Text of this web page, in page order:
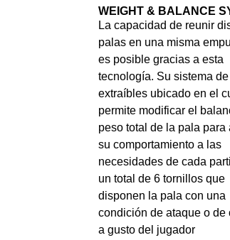
WEIGHT & BALANCE
La capacidad de reunir
palas en una misma
es posible gracias a esta
tecnología. Su sistema
extraíbles ubicado en el
permite modificar el
peso total de la pala para
su comportamiento a las
necesidades de cada
un total de 6 tornillos que
disponen la pala con una
condición de ataque o de
a gusto del jugador